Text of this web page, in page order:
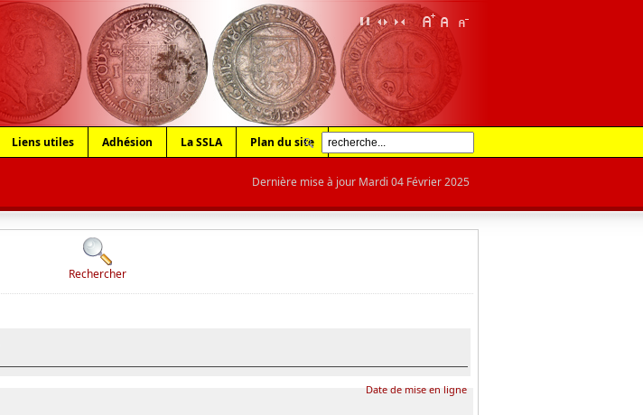
Liens utiles Adhésion La SSLA Plan du site
Dernière mise à jour Mardi 04 Février 2025
Rechercher
Date de mise en ligne